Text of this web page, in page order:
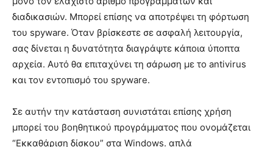
διαδικασιών. Μπορεί επίσης να αποτρέψει τη φόρτωση
του spyware. Όταν βρίσκεστε σε ασφαλή λειτουργία,
σας δίνεται η δυνατότητα διαγράψτε κάποια ύποπτα
αρχεία. Αυτό θα επιταχύνει τη σάρωση με το antivirus
και τον εντοπισμό του spyware.
Σε αυτήν την κατάσταση συνιστάται επίσης χρήση
μπορεί του βοηθητικού προγράμματος που ονομάζεται
“Εκκαθάριση δίσκου” στα Windows. απλά